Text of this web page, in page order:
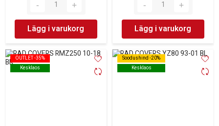
Lägg i varukorg Lägg i varukorg
OUTLET -35%
Kesklaos
OUTLET -35%
Kesklaos
Soodushind -20%
Kesklaos
Soodushind -20%
Kesklaos